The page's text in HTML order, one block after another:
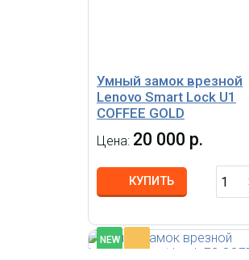
Умный замок врезной
Lenovo Smart Lock U1
COFFEE GOLD
Цена: 20 000 р.
КУПИТЬ
NEW